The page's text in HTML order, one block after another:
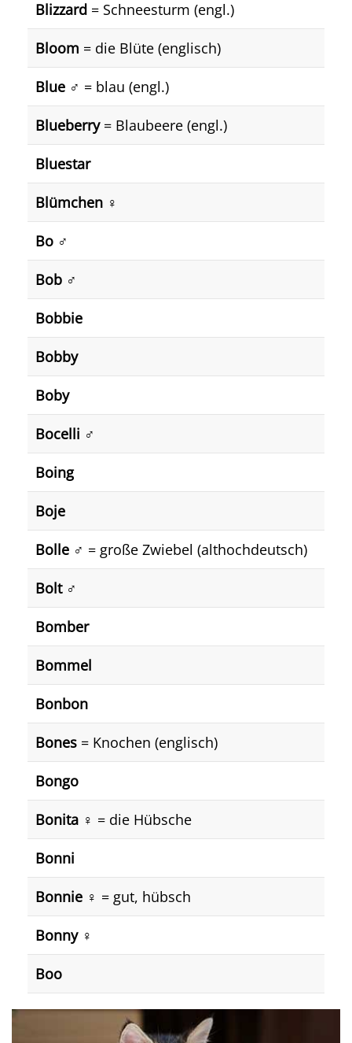
Blizzard = Schneesturm (engl.)
Bloom = die Blüte (englisch)
Blue ♂️ = blau (engl.)
Blueberry= Blaubeere (engl.)
Bluestar
Blümchen ♀️
Bo ♂️
Bob ♂
Bobbie
Bobby
Boby
Bocelli ♂
Boing
Boje
Bolle ♂️ = große Zwiebel (althochdeutsch)
Bolt ♂️
Bomber
Bommel
Bonbon
Bones = Knochen (englisch)
Bongo
Bonita ♀️ = die Hübsche
Bonni
Bonnie ♀️ = gut, hübsch
Bonny ♀️
Boo